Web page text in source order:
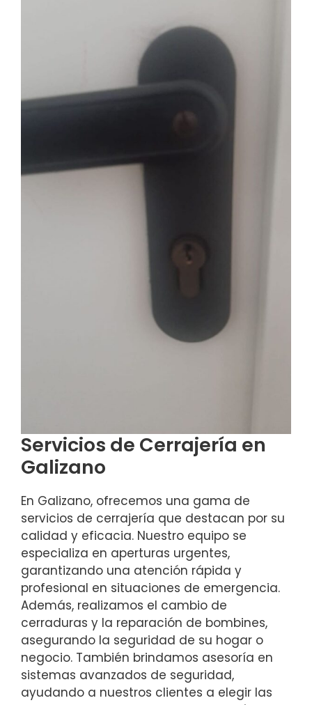
Servicios de Cerrajería en
Galizano
En Galizano, ofrecemos una gama de
servicios de cerrajería que destacan por su
calidad y eficacia. Nuestro equipo se
especializa en aperturas urgentes,
garantizando una atención rápida y
profesional en situaciones de emergencia.
Además, realizamos el cambio de
cerraduras y la reparación de bombines,
asegurando la seguridad de su hogar o
negocio. También brindamos asesoría en
sistemas avanzados de seguridad,
ayudando a nuestros clientes a elegir las